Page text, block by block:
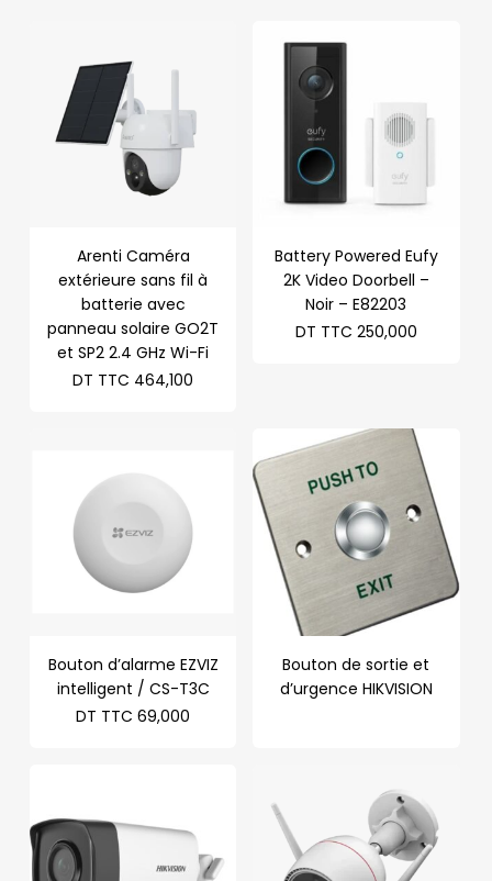
Arenti Caméra
extérieure sans fil à
batterie avec
panneau solaire GO2T
et SP2 2.4 GHz Wi-Fi
DT TTC 464,100
Battery Powered Eufy
2K Video Doorbell –
Noir – E82203
DT TTC 250,000
Bouton d’alarme EZVIZ
intelligent / CS-T3C
DT TTC 69,000
Bouton de sortie et
d’urgence HIKVISION